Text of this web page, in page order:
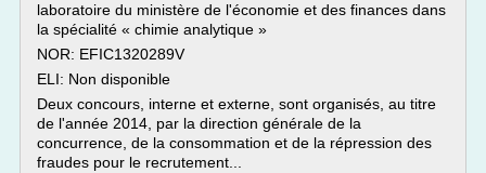
laboratoire du ministère de l'économie et des finances dans
la spécialité « chimie analytique »
NOR: EFIC1320289V
ELI: Non disponible
Deux concours, interne et externe, sont organisés, au titre
de l'année 2014, par la direction générale de la
concurrence, de la consommation et de la répression des
fraudes pour le recrutement...